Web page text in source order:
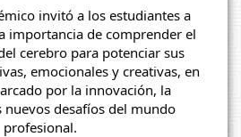
invitó a los estudiantes a
importancia de comprender el
cerebro para potenciar sus
emocionales y creativas, en
por la innovación, la
nuevos desafíos del mundo
profesional.